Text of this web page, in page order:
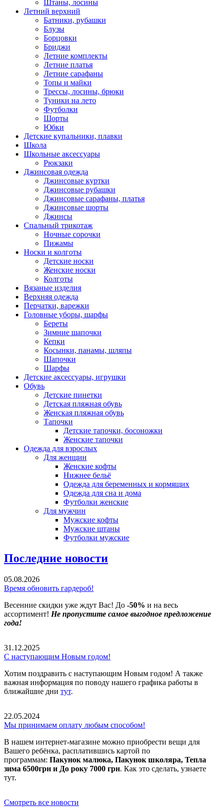
Штаны, лосины
Летний верхний
Батники, рубашки
Блузы
Борцовки
Бриджи
Летние комплекты
Летние платья
Летние сарафаны
Топы и майки
Трессы, лосины, брюки
Туники на лето
Футболки
Шорты
Юбки
Детские купальники, плавки
Школа
Школьные аксессуары
Рюкзаки
Джинсовая одежда
Джинсовые куртки
Джинсовые рубашки
Джинсовые сарафаны, платья
Джинсовые шорты
Джинсы
Спальный трикотаж
Ночные сорочки
Пижамы
Носки и колготы
Детские носки
Женские носки
Колготы
Вязаные изделия
Верхняя одежда
Перчатки, варежки
Головные уборы, шарфы
Береты
Зимние шапочки
Кепки
Косынки, панамы, шляпы
Шапочки
Шарфы
Детские аксессуары, игрушки
Обувь
Детские пинетки
Детская пляжная обувь
Женская пляжная обувь
Тапочки
Детские тапочки, босоножки
Женские тапочки
Одежда для взрослых
Для женщин
Женские кофты
Нижнее бельё
Одежда для беременных и кормящих
Одежда для сна и дома
Футболки женские
Для мужчин
Мужские кофты
Мужские штаны
Футболки мужские
Последние новости
05.08.2026
Время обновить гардероб!
Весенние скидки уже ждут Вас! До -50% и на весь
ассортимент! Не пропустите самое выгодное предложение
года!
31.12.2025
С наступающим Новым годом!
Хотим поздравить с наступающим Новым годом! А также
важная информация по поводу нашего графика работы в
ближайшие дни тут.
22.05.2024
Мы принимаем оплату любым способом!
В нашем интернет-магазине можно приобрести вещи для
Вашего ребёнка, расплатившись картой по
программам: Пакунок малюка, Пакунок школяра, Тепла
зима 6500грн и До року 7000 грн. Как это сделать, узнаете
тут.
Смотреть все новости